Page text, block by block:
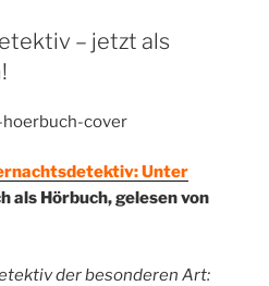
– jetzt als
Unter
als Hörbuch, gelesen von
der besonderen Art: